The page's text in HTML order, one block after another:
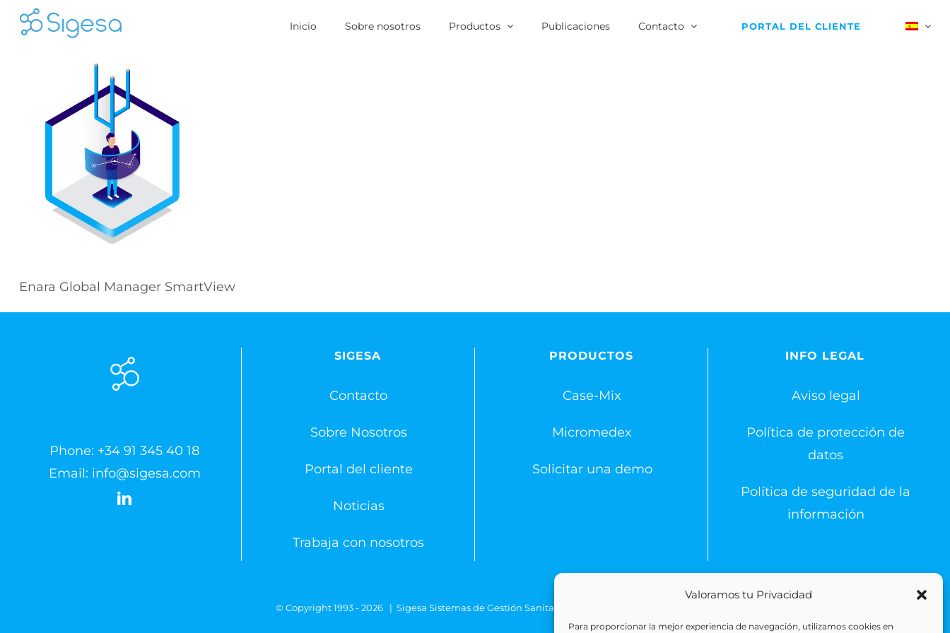
Valoramos tu Privacidad
Para proporcionar la mejor experiencia de navegación, utilizamos cookies en
Skip
Inicio Sobre nosotros Productos Publicaciones Contacto PORTAL DEL CLIENTE
Enara Global Manager SmartView
Phone: +34 91 345 40 18
Email: info@sigesa.com
SIGESA
Contacto
Sobre Nosotros
Portal del cliente
Noticias
Trabaja con nosotros
PRODUCTOS
Case-Mix
Micromedex
Solicitar una demo
INFO LEGAL
Aviso legal
Política de protección de
datos
Política de seguridad de la
información
© Copyright 1993 -2026 | Sigesa Sistemas de Gestión Sanitaria | All Rights Reserved